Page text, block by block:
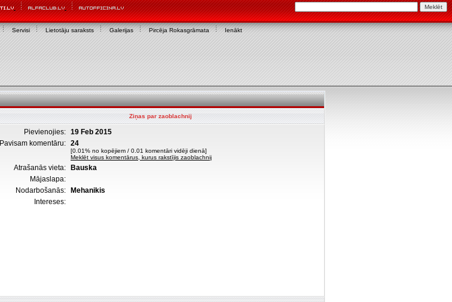
Servisi Lietotāju saraksts Galerijas Pircēja Rokasgrāmata Ienākt
Ziņas par zaoblachnij
Pievienojies: 19 Feb 2015
Pavisam komentāru: 24
[0.01% no kopējiem / 0.01 komentāri vidēji dienā]
Meklēt visus komentārus, kurus rakstījis zaoblachnij
Atrašanās vieta:
Bauska
Mājaslapa:
Nodarbošanās:
Mehanikis
Intereses: